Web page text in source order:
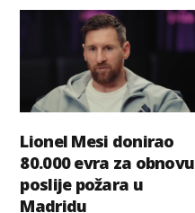
Lionel Mesi donirao
80.000 evra za obnovu
poslije požara u
Madridu